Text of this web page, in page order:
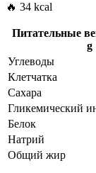
🔥 34 kcal
Питательные
g
Углеводы
Клетчатка
Сахара
Гликемический
Белок
Натрий
Общий жир